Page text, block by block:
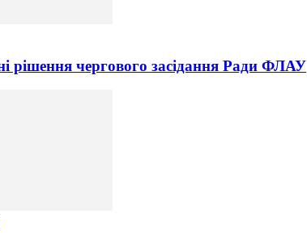
рішення чергового засідання Ради ФЛАУ